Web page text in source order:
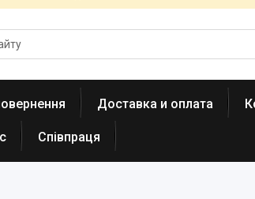
Доставка и оплата
Співпраця